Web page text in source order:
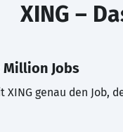
XING –
Million Jobs
XING genau den Job,